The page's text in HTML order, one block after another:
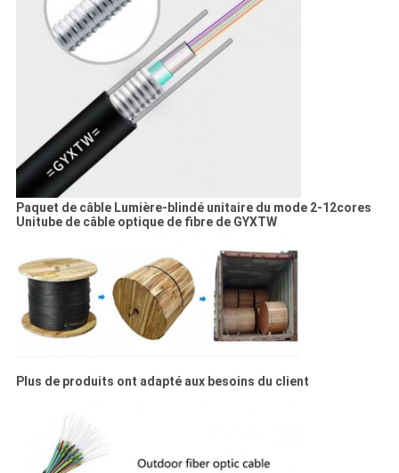
Paquet de câble Lumière-blindé unitaire du mode 2-12cores
Unitube de câble optique de fibre de GYXTW
Plus de produits ont adapté aux besoins du client